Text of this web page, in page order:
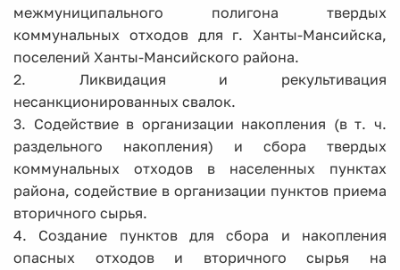
межмуниципального полигона твердых
коммунальных отходов для г. Ханты-Мансийска,
поселений Ханты-Мансийского района.
2. Ликвидация и рекультивация
несанкционированных свалок.
3. Содействие в организации накопления (в т. ч.
раздельного накопления) и сбора твердых
коммунальных отходов в населенных пунктах
района, содействие в организации пунктов приема
вторичного сырья.
4. Создание пунктов для сбора и накопления
опасных отходов и вторичного сырья на